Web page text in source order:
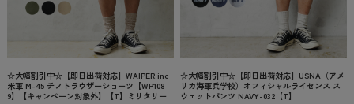
☆大幅割引中☆【即日出荷対応】WAIPER.inc
米軍 M-45 チノトラウザーショーツ【WP108
9】【キャンペーン対象外】【T】ミリタリー
☆大幅割引中☆【即日出荷対応】USNA（アメ
リカ海軍兵学校）オフィシャルライセンス ス
ウェットパンツ NAVY-032【T】